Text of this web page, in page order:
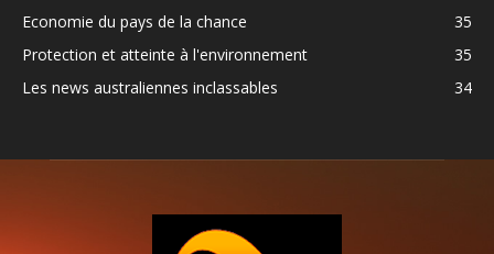
Economie du pays de la chance
35
Protection et atteinte à l'environnement
35
Les news australiennes inclassables
34